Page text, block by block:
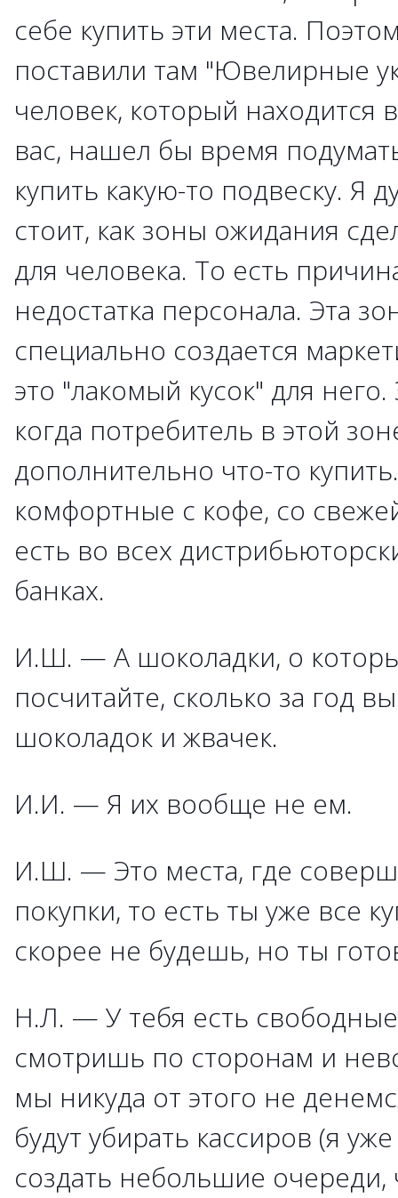
себе купить эти места.
поставили там "Ювелирные
человек, который находится
вас, нашел бы время
купить какую-то подвеску. Я
стоит, как зоны ожидания
для человека. То есть
недостатка персонала. Эта
специально создается
это "лакомый кусок" для
когда потребитель в этой
дополнительно что-то
комфортные с кофе, со
есть во всех
банках.
И.Ш. — А шоколадки, о
посчитайте, сколько за год
шоколадок и жвачек.
И.И. — Я их вообще не ем.
И.Ш. — Это места, где
покупки, то есть ты уже все
скорее не будешь, но ты
Н.Л. — У тебя есть
смотришь по сторонам и
мы никуда от этого не
будут убирать кассиров (я
создать небольшие очереди,